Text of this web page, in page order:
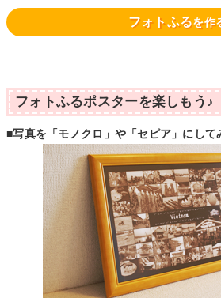
フォトふるを作
フォトふるポスターを楽しもう♪
■写真を「モノクロ」や「セピア」にして